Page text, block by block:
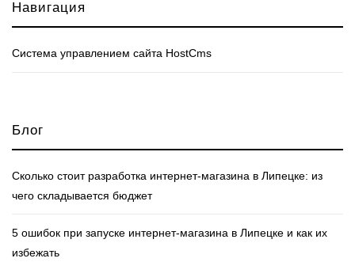
Навигация
Cистема управлением сайта HostCms
Блог
Сколько стоит разработка интернет‑магазина в Липецке: из
чего складывается бюджет
5 ошибок при запуске интернет‑магазина в Липецке и как их
избежать